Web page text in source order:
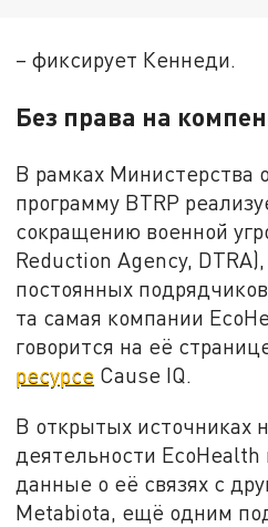
– фиксирует Кеннеди.
Без права на
В рамках
программу BTRP
сокращению военной
Reduction Agency,
постоянных
та самая компании
говорится на её
ресурсе Cause IQ.
В открытых источниках
деятельности EcoHealth
данные о её связях с
Metabiota, ещё одним